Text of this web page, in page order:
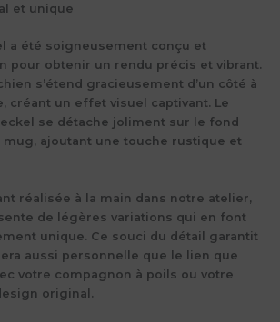
et unique
a été soigneusement conçu et
pour obtenir un rendu précis et vibrant.
s’étend gracieusement d’un côté à
créant un effet visuel captivant. Le
se détache joliment sur le fond
mug, ajoutant une touche rustique et
réalisée à la main dans notre atelier,
de légères variations qui en font
unique. Ce souci du détail garantit
aussi personnelle que le lien que
votre compagnon à poils ou votre
original.